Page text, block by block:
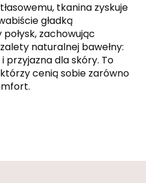
tkanina zyskuje
gładką
zachowując
naturalnej bawełny:
przyjazna dla skóry. To
cenią sobie zarówno